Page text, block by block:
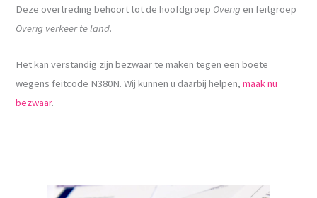
Deze overtreding behoort tot de hoofdgroep Overig en feitgroep
Overig verkeer te land.
Het kan verstandig zijn bezwaar te maken tegen een boete
wegens feitcode N380N. Wij kunnen u daarbij helpen,maak nu
bezwaar.